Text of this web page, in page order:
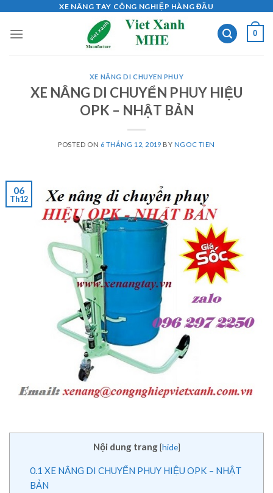
content
XE NÂNG TAY CÔNG NGHIỆP HÀNG ĐẦU
0
XE NÂNG DI CHUYEN PHUY
XE NÂNG DI CHUYỂN PHUY HIỆU
OPK – NHẬT BẢN
POSTED ON 6 THÁNG 12, 2019 BY NGOC TIEN
06
Th12
Nội dung trang [hide]
0.1 XE NÂNG DI CHUYỂN PHUY HIỆU OPK – NHẬT
BẢN